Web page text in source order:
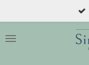
au
contenu